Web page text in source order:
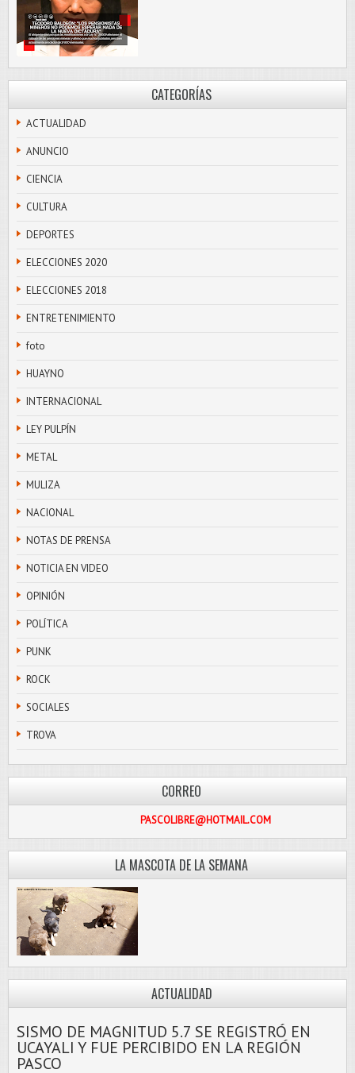
CATEGORÍAS
ACTUALIDAD
ANUNCIO
CIENCIA
CULTURA
DEPORTES
ELECCIONES 2020
ELECCIONES 2018
ENTRETENIMIENTO
foto
HUAYNO
INTERNACIONAL
LEY PULPÍN
METAL
MULIZA
NACIONAL
NOTAS DE PRENSA
NOTICIA EN VIDEO
OPINIÓN
POLÍTICA
PUNK
ROCK
SOCIALES
TROVA
CORREO
PASCOLIBRE@HOTMAIL.COM
LA MASCOTA DE LA SEMANA
ACTUALIDAD
SISMO DE MAGNITUD 5.7 SE REGISTRÓ EN
UCAYALI Y FUE PERCIBIDO EN LA REGIÓN
PASCO